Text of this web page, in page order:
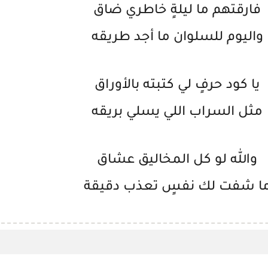
فارقتهم ما ليلةٍ خاطري ضاق
واليوم للسلوان ما أجد طريقه
يا كود حرفٍ لي كتبته بالأوراق
مثل السراب اللي يسلي بريقه
والله لو كل المخاليق عشاق
شفت لك نفسٍ تعذب دقيقة